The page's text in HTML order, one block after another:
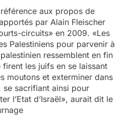
aux propos de
par Alain Fleischer
circuits» en 2009. «Les
Palestiniens pour parvenir à
ressemblent en fin
les juifs en se laissant
moutons et exterminer dans
se sacrifiant ainsi pour
l’Etat d’Israël», aurait dit le